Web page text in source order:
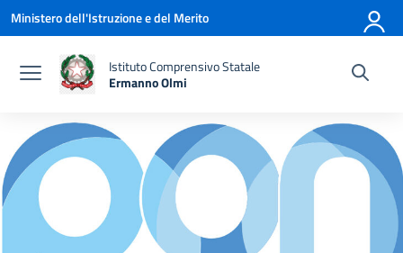
Vai ai contenuti
Vai al menu di navigazione
Vai al footer
Ministero dell'Istruzione e del Merito
Istituto Comprensivo Statale
Ermanno Olmi